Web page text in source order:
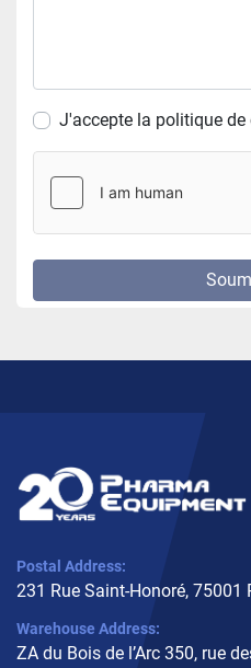
J'accepte la politique
Postal Address:
231 Rue Saint-Honoré, 75001
Warehouse Address:
ZA du Bois de l’Arc 350, rue